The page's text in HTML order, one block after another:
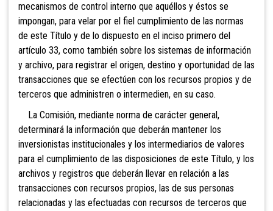
mecanismos de control interno que aquéllos y éstos se
impongan, para velar por el fiel cumplimiento de las normas
de este Título y de lo dispuesto en el inciso primero del
artículo 33, como también sobre los sistemas de información
y archivo, para registrar el origen, destino y oportunidad de las
transacciones que se efectúen con los recursos propios y de
terceros que administren o intermedien, en su caso.
La Comisión, mediante norma de carácter general,
determinará la información que deberán mantener los
inversionistas institucionales y los intermediarios de valores
para el cumplimiento de las disposiciones de este Título, y los
archivos y registros que deberán llevar en relación a las
transacciones con recursos propios, las de sus personas
relacionadas y las efectuadas con recursos de terceros que